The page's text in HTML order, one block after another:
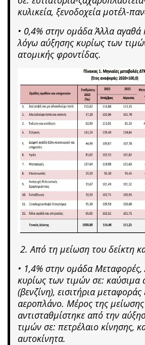
κυλικεία, ξενοδοχεία μοτέλ-
• 0,4% στην ομάδα Άλλα αγαθά
λόγω αύξησης κυρίως των
ατομικής φροντίδας.
2. Από τη μείωση του δείκτη
• 1,4% στην ομάδα
κυρίως των τιμών σε: καύσιμα
(βενζίνη), εισιτήρια
αεροπλάνο. Μέρος της
αντισταθμίστηκε από την
τιμών σε: πετρέλαιο κίνησης,
αυτοκίνητα.